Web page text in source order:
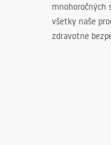
mnohoročných
všetky naše
zdravotne